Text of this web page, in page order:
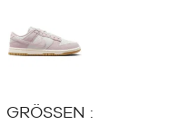
GRÖSSEN :